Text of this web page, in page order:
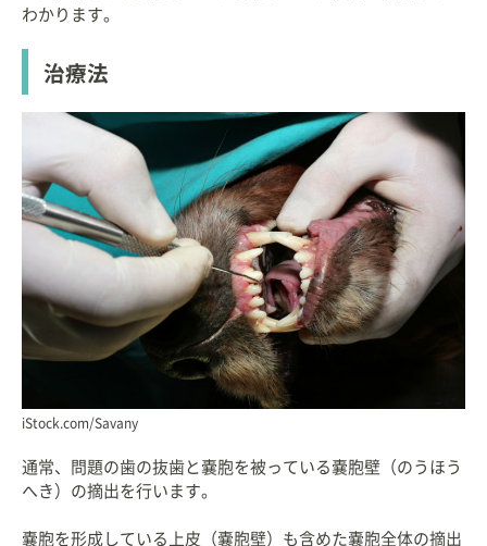
わかります。
治療法
iStock.com/Savany
通常、問題の歯の抜歯と嚢胞を被っている嚢胞壁（のうほう
へき）の摘出を行います。
嚢胞を形成している上皮（嚢胞壁）も含めた嚢胞全体の摘出